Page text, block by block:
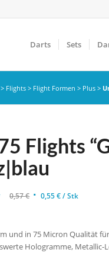
Darts Sets
> Flights > Flight Formen > Plus >
Flights
0,57€ 0,55€/Stk
und in 75 Micron Qualität
Hologramme,